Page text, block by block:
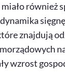
również
znajdują
wzrost